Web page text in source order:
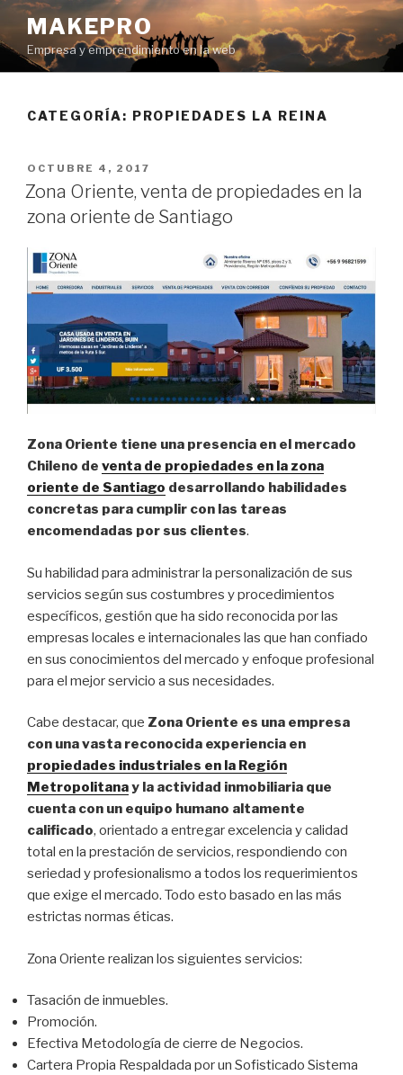
contenido
MAKEPRO
Empresa y emprendimiento en la web
CATEGORÍA: PROPIEDADES LA REINA
POSTED
ON
OCTUBRE 4, 2017
Zona Oriente, venta de propiedades en la
zona oriente de Santiago
Zona Oriente tiene una presencia en el mercado
Chileno de venta de propiedades en la zona
oriente de Santiago desarrollando habilidades
concretas para cumplir con las tareas
encomendadas por sus clientes.
Su habilidad para administrar la personalización de sus
servicios según sus costumbres y procedimientos
específicos, gestión que ha sido reconocida por las
empresas locales e internacionales las que han confiado
en sus conocimientos del mercado y enfoque profesional
para el mejor servicio a sus necesidades.
Cabe destacar, que Zona Oriente es una empresa
con una vasta reconocida experiencia en
propiedades industriales en la Región
Metropolitanay la actividad inmobiliaria que
cuenta con un equipo humano altamente
calificado, orientado a entregar excelencia y calidad
total en la prestación de servicios, respondiendo con
seriedad y profesionalismo a todos los requerimientos
que exige el mercado. Todo esto basado en las más
estrictas normas éticas.
Zona Oriente realizan los siguientes servicios:
Tasación de inmuebles.
Promoción.
Efectiva Metodología de cierre de Negocios.
Cartera Propia Respaldada por un Sofisticado Sistema